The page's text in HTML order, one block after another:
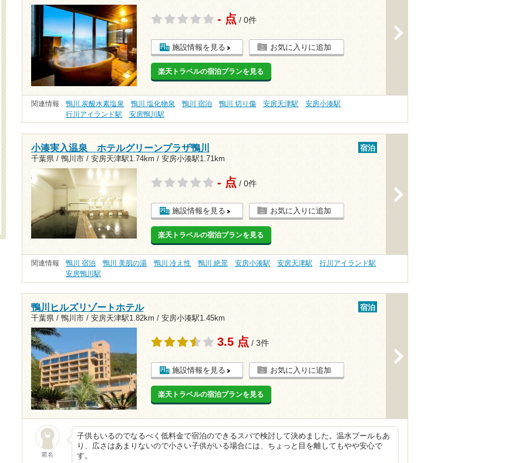
- 点 / 0件
施設情報を見る お気に入りに追加
楽天トラベルの宿泊プランを見る
関連情報 鴨川 炭酸水素塩泉 鴨川 塩化物泉 鴨川 宿泊 鴨川 切り傷 安房天津駅
安房小湊駅
行川アイランド駅
安房鴨川駅
小湊実入温泉 ホテルグリーンプラザ鴨川
千葉県 / 鴨川市 / 安房天津駅1.74km / 安房小湊駅1.71km
宿泊
- 点 / 0件
施設情報を見る お気に入りに追加
楽天トラベルの宿泊プランを見る
関連情報 鴨川 宿泊 鴨川 美肌の湯 鴨川 冷え性 鴨川 絶景 安房小湊駅 安房天津駅
行川アイランド駅
安房鴨川駅
鴨川ヒルズリゾートホテル
千葉県 / 鴨川市 / 安房天津駅1.82km / 安房小湊駅1.45km
宿泊
3.5 点 / 3件
施設情報を見る お気に入りに追加
楽天トラベルの宿泊プランを見る
匿名
子供もいるのでなるべく低料金で宿泊のできるスパで検討して決めました。温水プールもあ
り、広さはあまりないので小さい子供がいる場合には、ちょっと目を離してもやや安心で
す。